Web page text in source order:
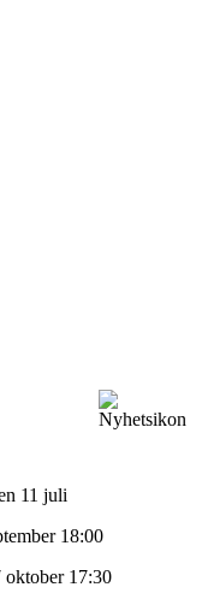
11 juli
18:00
17:30